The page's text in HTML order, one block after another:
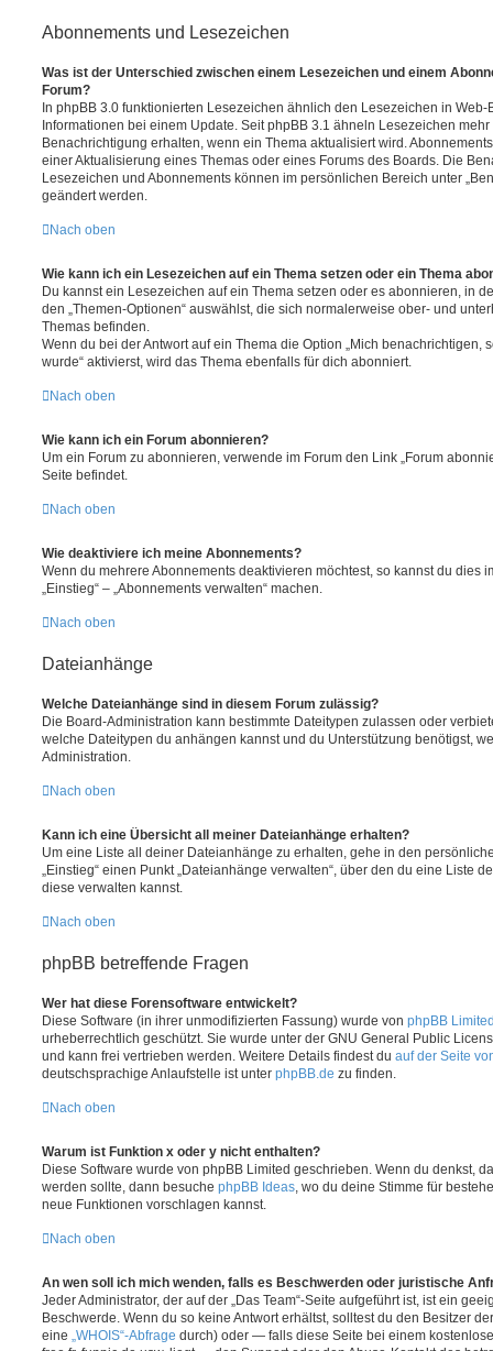
Abonnements und Lesezeichen
Was ist der Unterschied zwischen einem Lesezeichen und einem
Forum?
In phpBB 3.0 funktionierten Lesezeichen ähnlich den Lesezeichen in
Informationen bei einem Update. Seit phpBB 3.1 ähneln Lesezeichen
Benachrichtigung erhalten, wenn ein Thema aktualisiert wird.
einer Aktualisierung eines Themas oder eines Forums des Boards. Die
Lesezeichen und Abonnements können im persönlichen Bereich unter
geändert werden.
Nach oben
Wie kann ich ein Lesezeichen auf ein Thema setzen oder ein Thema
Du kannst ein Lesezeichen auf ein Thema setzen oder es abonnieren, in
den „Themen-Optionen“ auswählst, die sich normalerweise ober- und
Themas befinden.
Wenn du bei der Antwort auf ein Thema die Option „Mich benachrichtigen,
wurde“ aktivierst, wird das Thema ebenfalls für dich abonniert.
Nach oben
Wie kann ich ein Forum abonnieren?
Um ein Forum zu abonnieren, verwende im Forum den Link „Forum
Seite befindet.
Nach oben
Wie deaktiviere ich meine Abonnements?
Wenn du mehrere Abonnements deaktivieren möchtest, so kannst du dies
„Einstieg“ – „Abonnements verwalten“ machen.
Nach oben
Dateianhänge
Welche Dateianhänge sind in diesem Forum zulässig?
Die Board-Administration kann bestimmte Dateitypen zulassen oder
welche Dateitypen du anhängen kannst und du Unterstützung benötigst,
Administration.
Nach oben
Kann ich eine Übersicht all meiner Dateianhänge erhalten?
Um eine Liste all deiner Dateianhänge zu erhalten, gehe in den
„Einstieg“ einen Punkt „Dateianhänge verwalten“, über den du eine Liste
diese verwalten kannst.
Nach oben
phpBB betreffende Fragen
Wer hat diese Forensoftware entwickelt?
Diese Software (in ihrer unmodifizierten Fassung) wurde von phpBB
urheberrechtlich geschützt. Sie wurde unter der GNU General Public
und kann frei vertrieben werden. Weitere Details findest du auf der Seite
deutschsprachige Anlaufstelle ist unter phpBB.de zu finden.
Nach oben
Warum ist Funktion x oder y nicht enthalten?
Diese Software wurde von phpBB Limited geschrieben. Wenn du denkst,
werden sollte, dann besuche phpBB Ideas , wo du deine Stimme für
neue Funktionen vorschlagen kannst.
Nach oben
An wen soll ich mich wenden, falls es Beschwerden oder juristische
Jeder Administrator, der auf der „Das Team“-Seite aufgeführt ist, ist ein
Beschwerde. Wenn du so keine Antwort erhältst, solltest du den Besitzer
eine „WHOIS“-Abfrage durch) oder — falls diese Seite bei einem